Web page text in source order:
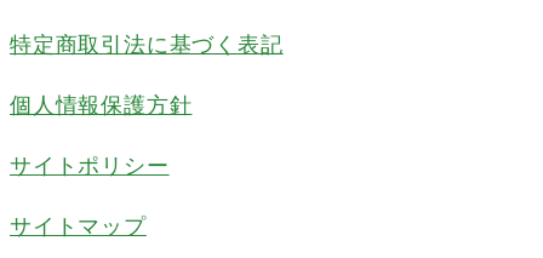
特定商取引法に基づく表記
個人情報保護方針
サイトポリシー
サイトマップ